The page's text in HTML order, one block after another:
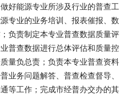
好能源专业所涉及行业的普查工
专业的业务培训、报表催报、数
负责制定本专业普查数据质量评
普查数据进行总体评估和质量控
量负总责；负责本专业普查资料
业务问题解答、普查检查督导、
等工作；完成市经普办交办的其